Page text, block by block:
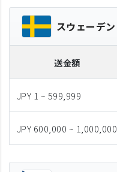
スウェーデン
送金額
JPY 1 ~ 599,999
JPY 600,000 ~ 1,000,000